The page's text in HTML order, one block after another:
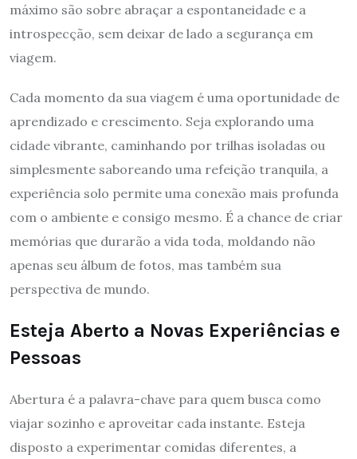
máximo são sobre abraçar a espontaneidade e a
introspecção, sem deixar de lado a segurança em
viagem.
Cada momento da sua viagem é uma oportunidade de
aprendizado e crescimento. Seja explorando uma
cidade vibrante, caminhando por trilhas isoladas ou
simplesmente saboreando uma refeição tranquila, a
experiência solo permite uma conexão mais profunda
com o ambiente e consigo mesmo. É a chance de criar
memórias que durarão a vida toda, moldando não
apenas seu álbum de fotos, mas também sua
perspectiva de mundo.
Esteja Aberto a Novas Experiências e
Pessoas
Abertura é a palavra-chave para quem busca como
viajar sozinho e aproveitar cada instante. Esteja
disposto a experimentar comidas diferentes, a